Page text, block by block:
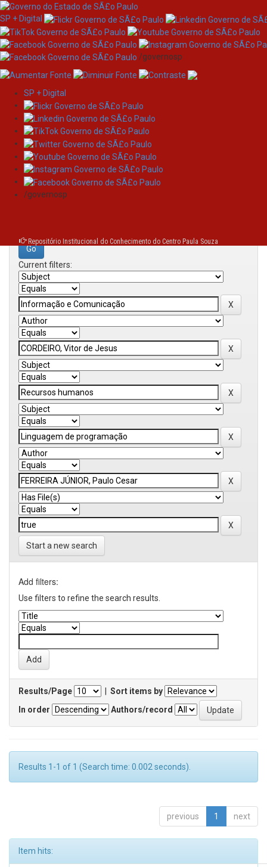
Skip
navigation
SP + Digital
/governosp
SP + Digital
/governosp
Repositório Institucional do Conhecimento do Centro Paula Souza
Search
Search:
Current filters:
Start a new search
Add filters:
Use filters to refine the search results.
Results/Page
Sort items by
In order
Authors/record
Results 1-1 of 1 (Search time: 0.002 seconds).
previous 1 next
Item hits: